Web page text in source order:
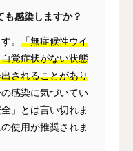
感染しますか？
。 「無症候性ウイ
覚症状がない状態
されることがあり
感染に気づいてい
」とは言い切れま
使用が推奨されま